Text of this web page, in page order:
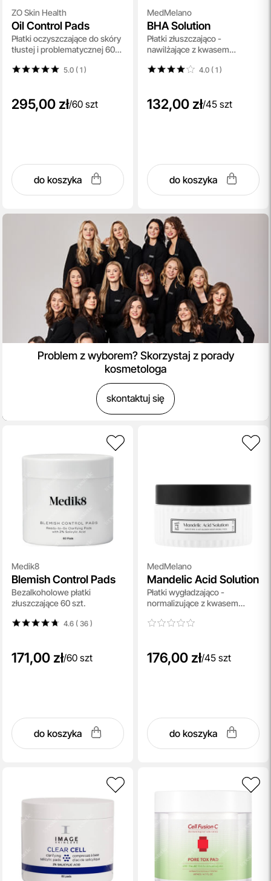
ZO Skin Health
Oil Control Pads
Płatki oczyszczające do skóry
tłustej i problematycznej 60
5.0 ( 1)
295,00 zł/60 szt
do koszyka
MedMelano
BHA Solution
Płatki złuszczająco -
nawilżające z kwasem
niedoskonałościami 45 szt.
4.0 ( 1)
132,00 zł/45 szt
do koszyka
Problem z wyborem? Skorzystaj z porady
kosmetologa
skontaktuj się
Medik8
Blemish Control Pads
Bezalkoholowe płatki
złuszczające 60 szt.
4.6 ( 36)
171,00 zł/60 szt
do koszyka
MedMelano
Mandelic Acid Solution
Płatki wygładzająco -
normalizujące z kwasem
176,00 zł/45 szt
do koszyka